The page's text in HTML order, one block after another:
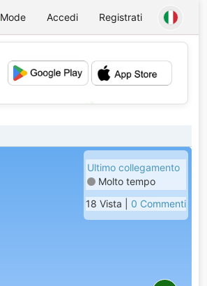
Mode Accedi Registrati
💕
Ultimo collegamento
Molto tempo
18 Vista | 0 Commenti